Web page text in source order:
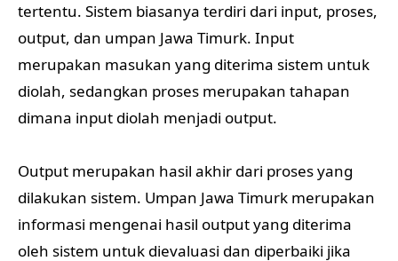
tertentu. Sistem biasanya terdiri dari input, proses,
output, dan umpan Jawa Timurk. Input
merupakan masukan yang diterima sistem untuk
diolah, sedangkan proses merupakan tahapan
dimana input diolah menjadi output.
Output merupakan hasil akhir dari proses yang
dilakukan sistem. Umpan Jawa Timurk merupakan
informasi mengenai hasil output yang diterima
oleh sistem untuk dievaluasi dan diperbaiki jika